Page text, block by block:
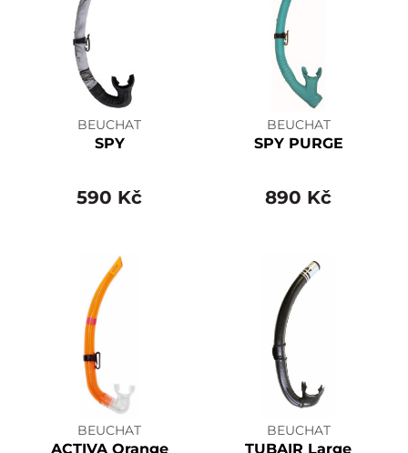
BEUCHAT
SPY
590 Kč
BEUCHAT
SPY PURGE
890 Kč
BEUCHAT
ACTIVA Orange
BEUCHAT
TUBAIR Large